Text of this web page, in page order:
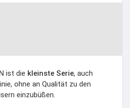
ist die kleinste Serie, auch
ohne an Qualität zu den
einzubüßen.